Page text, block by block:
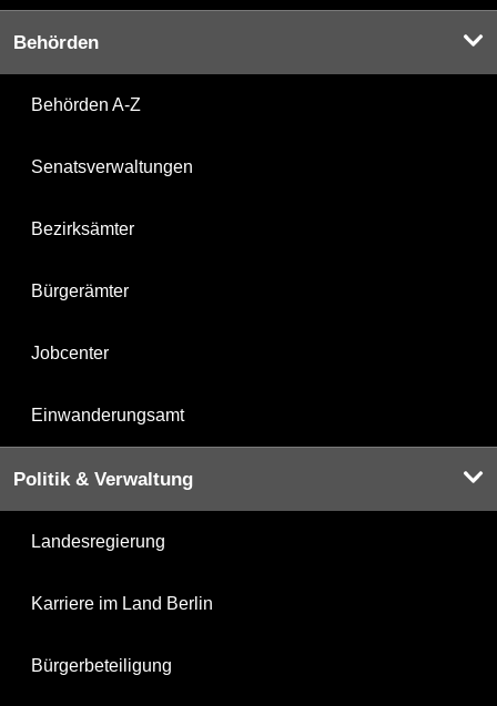
Behörden
Behörden A-Z
Senatsverwaltungen
Bezirksämter
Bürgerämter
Jobcenter
Einwanderungsamt
Politik & Verwaltung
Landesregierung
Karriere im Land Berlin
Bürgerbeteiligung